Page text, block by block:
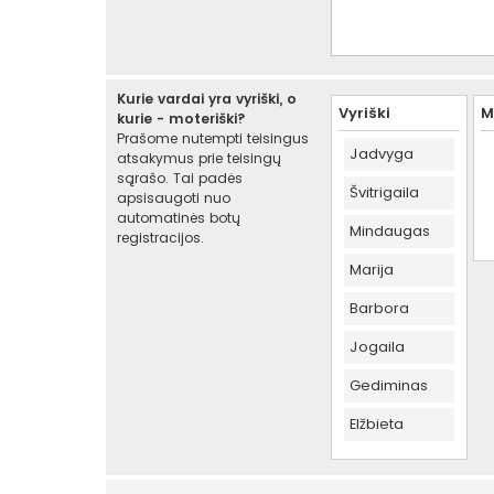
Kurie vardai yra vyriški, o
kurie - moteriški?
Prašome nutempti teisingus
atsakymus prie teisingų
sąrašo. Tai padės
apsisaugoti nuo
automatinės botų
registracijos.
Vyriški
Jadvyga
Švitrigaila
Mindaugas
Marija
Barbora
Jogaila
Gediminas
Elžbieta